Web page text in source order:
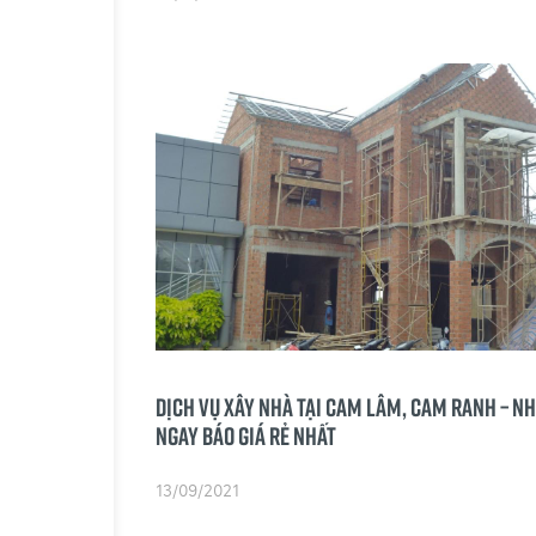
Dịch Vụ Xây nhà Tại Cam Lâm, Cam Ranh –
ngay BÁO GIÁ rẻ nhất
13/09/2021